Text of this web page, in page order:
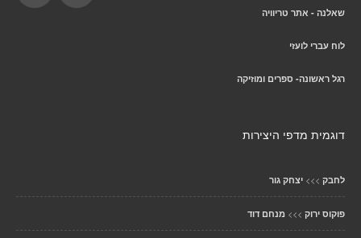
שאלנה - אתר טריוויה
לוח עברי לועזי
רגל ראשונה- ספרים ומוזיקה
דוגמית מדפי היצירות
לחבק >>> יצחק גור
פוקוס ירוק >>> מנחם דוד